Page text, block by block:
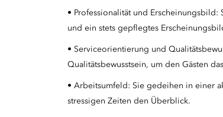
• Professionalität und
und ein stets gepflegtes
• Serviceorientierung und
Qualitätsbewusstsein, um den Gästen
• Arbeitsumfeld: Sie gedeihen in einer
stressigen Zeiten den Überblick.